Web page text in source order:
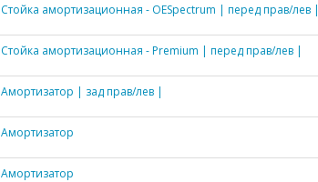
Стойка амортизационная - OESpectrum | перед прав/лев |
Стойка амортизационная - Premium | перед прав/лев |
Амортизатор | зад прав/лев |
Амортизатор
Амортизатор